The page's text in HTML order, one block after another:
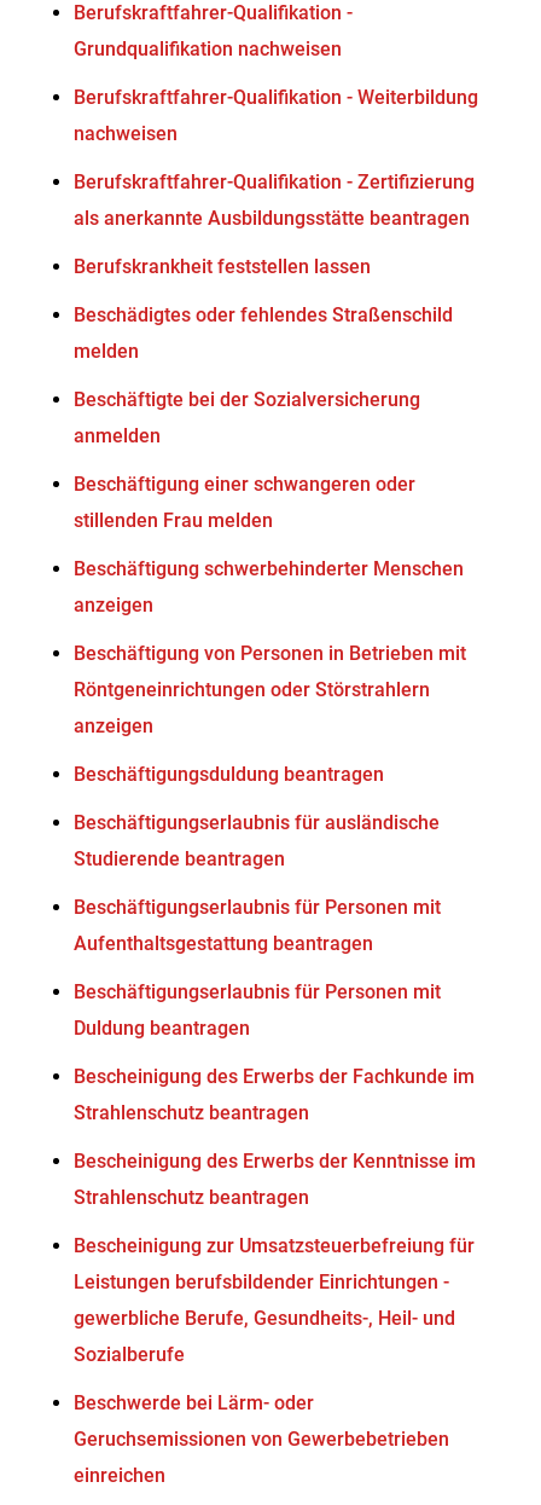
Berufskraftfahrer-Qualifikation -
Grundqualifikation nachweisen
Berufskraftfahrer-Qualifikation - Weiterbildung
nachweisen
Berufskraftfahrer-Qualifikation - Zertifizierung
als anerkannte Ausbildungsstätte beantragen
Berufskrankheit feststellen lassen
Beschädigtes oder fehlendes Straßenschild
melden
Beschäftigte bei der Sozialversicherung
anmelden
Beschäftigung einer schwangeren oder
stillenden Frau melden
Beschäftigung schwerbehinderter Menschen
anzeigen
Beschäftigung von Personen in Betrieben mit
Röntgeneinrichtungen oder Störstrahlern
anzeigen
Beschäftigungsduldung beantragen
Beschäftigungserlaubnis für ausländische
Studierende beantragen
Beschäftigungserlaubnis für Personen mit
Aufenthaltsgestattung beantragen
Beschäftigungserlaubnis für Personen mit
Duldung beantragen
Bescheinigung des Erwerbs der Fachkunde im
Strahlenschutz beantragen
Bescheinigung des Erwerbs der Kenntnisse im
Strahlenschutz beantragen
Bescheinigung zur Umsatzsteuerbefreiung für
Leistungen berufsbildender Einrichtungen -
gewerbliche Berufe, Gesundheits-, Heil- und
Sozialberufe
Beschwerde bei Lärm- oder
Geruchsemissionen von Gewerbebetrieben
einreichen